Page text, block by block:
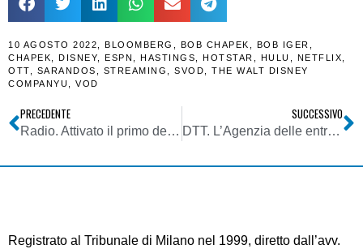
10 AGOSTO 2022 BLOOMBERG BOB CHAPEK BOB IGER
CHAPEK
DISNEY ESPN HASTINGS HOTSTAR HULU NETFLIX
OTT
SARANDOS STREAMING SVOD
THE WALT DISNEY
COMPANYU
VOD
PRECEDENTE
Radio. Attivato il primo dei consorzi locali DAB in Puglia. Al via anche il Veneto. Prosegue spedita affermazione della radio digitale areale
SUCCESSIVO
DTT. L’Agenzia delle entrate spiega come devono essere trattati a livello fiscale i ricavi da indennizzi per dismissione dei diritti d’uso
Registrato al Tribunale di Milano nel 1999, diretto dall’avv.